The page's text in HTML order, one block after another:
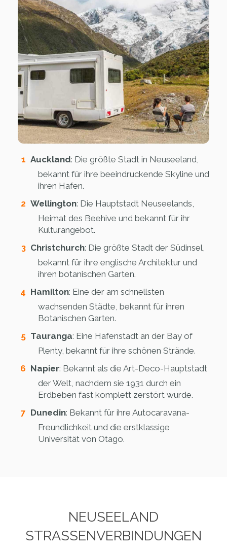
Auckland: Die größte Stadt in Neuseeland,
bekannt für ihre beeindruckende Skyline und
ihren Hafen.
Wellington: Die Hauptstadt Neuseelands,
Heimat des Beehive und bekannt für ihr
Kulturangebot.
Christchurch: Die größte Stadt der Südinsel,
bekannt für ihre englische Architektur und
ihren botanischen Garten.
Hamilton: Eine der am schnellsten
wachsenden Städte, bekannt für ihren
Botanischen Garten.
Tauranga: Eine Hafenstadt an der Bay of
Plenty, bekannt für ihre schönen Strände.
Napier: Bekannt als die Art-Deco-Hauptstadt
der Welt, nachdem sie 1931 durch ein
Erdbeben fast komplett zerstört wurde.
Dunedin: Bekannt für ihre Autocaravana-
Freundlichkeit und die erstklassige
Universität von Otago.
NEUSEELAND
STRASSENVERBINDUNGEN